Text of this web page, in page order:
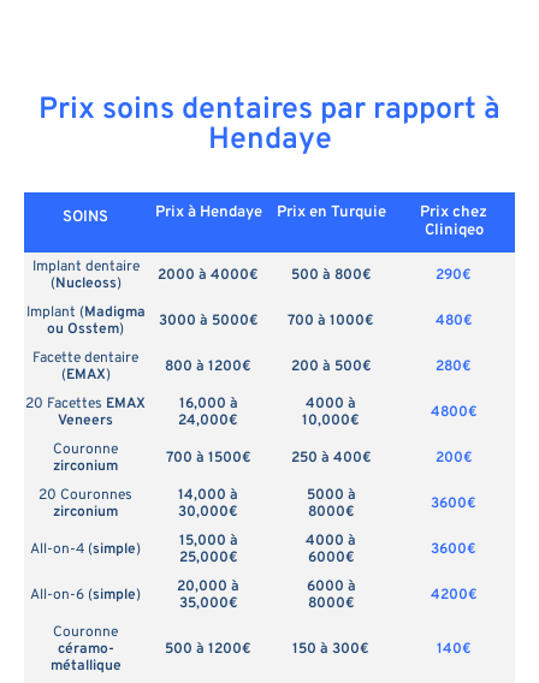
Prix soins dentaires par rapport à
Hendaye
SOINS Prix à Hendaye Prix en Turquie
Prix chez
Cliniqeo
Implant dentaire
(Nucleoss) 2000 à 4000€ 500 à 800€
290€
Implant (Madigma
ou Osstem) 3000 à 5000€ 700 à 1000€
480€
Facette dentaire
(EMAX) 800 à 1200€ 200 à 500€
280€
20 Facettes EMAX
Veneers
16,000 à
24,000€
4000 à
10,000€
4800€
Couronne
zirconium
700 à 1500€ 250 à 400€
200€
20 Couronnes
zirconium
14,000 à
30,000€
5000 à
8000€
3600€
All-on-4 (simple)
15,000 à
25,000€
4000 à
6000€
3600€
All-on-6 (simple)
20,000 à
35,000€
6000 à
8000€
4200€
Couronne
céramo-
métallique
500 à 1200€ 150 à 300€ 140€